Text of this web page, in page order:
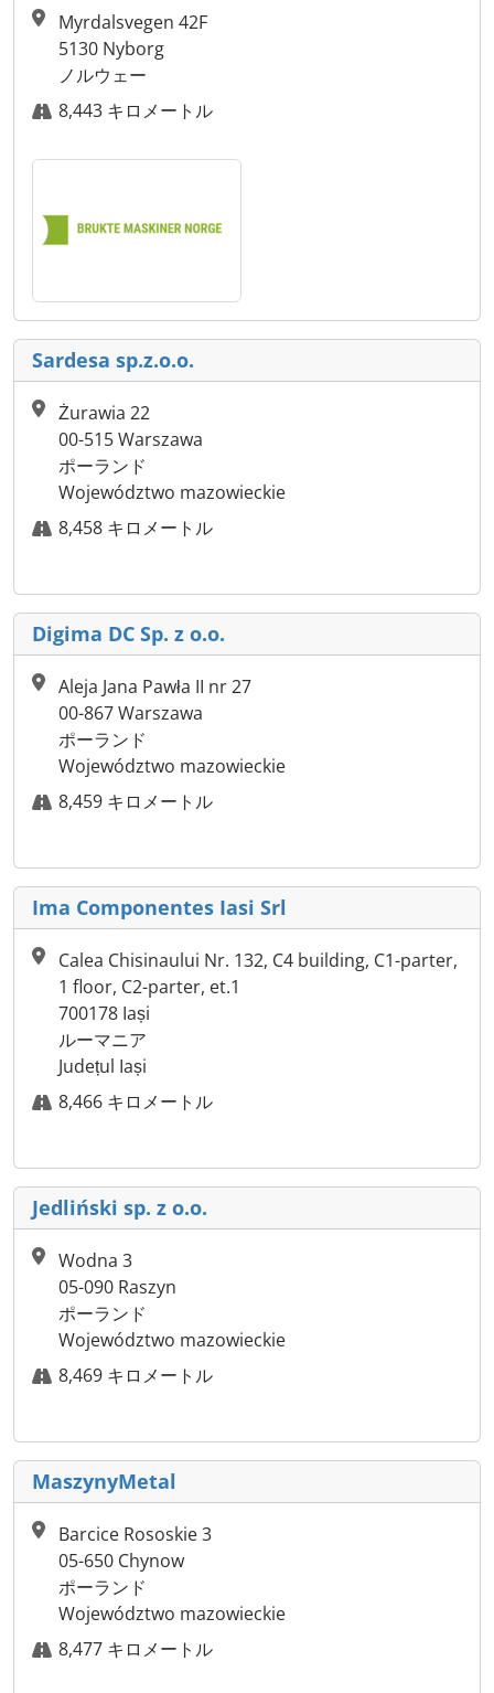
Myrdalsvegen 42F
5130 Nyborg
ノルウェー
8,443 キロメートル
Sardesa sp.z.o.o.
Żurawia 22
00-515 Warszawa
ポーランド
Województwo mazowieckie
8,458 キロメートル
Digima DC Sp. z o.o.
Aleja Jana Pawła II nr 27
00-867 Warszawa
ポーランド
Województwo mazowieckie
8,459 キロメートル
Ima Componentes Iasi Srl
Calea Chisinaului Nr. 132, C4 building, C1-parter,
1 floor, C2-parter, et.1
700178 Iași
ルーマニア
Județul Iași
8,466 キロメートル
Jedliński sp. z o.o.
Wodna 3
05-090 Raszyn
ポーランド
Województwo mazowieckie
8,469 キロメートル
MaszynyMetal
Barcice Rososkie 3
05-650 Chynow
ポーランド
Województwo mazowieckie
8,477 キロメートル